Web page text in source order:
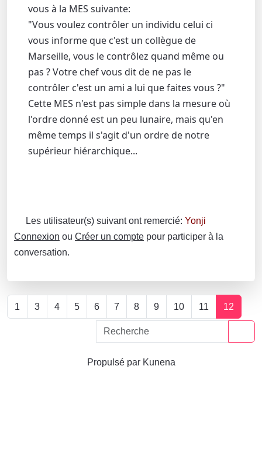
vous à la MES suivante:
"Vous voulez contrôler un individu celui ci
vous informe que c'est un collègue de
Marseille, vous le contrôlez quand même ou
pas ? Votre chef vous dit de ne pas le
contrôler c'est un ami a lui que faites vous ?"
Cette MES n'est pas simple dans la mesure où
l'ordre donné est un peu lunaire, mais qu'en
même temps il s'agit d'un ordre de notre
supérieur hiérarchique...
Les utilisateur(s) suivant ont remercié: Yonji
Connexion ou Créer un compte pour participer à la
conversation.
1 3 4 5 6 7 8 9 10 11 12
Propulsé par Kunena